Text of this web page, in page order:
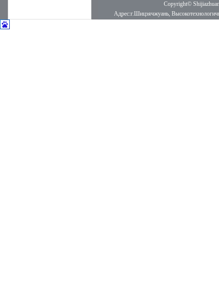
Copyright©
Адрес:г.Шицзячжуань,